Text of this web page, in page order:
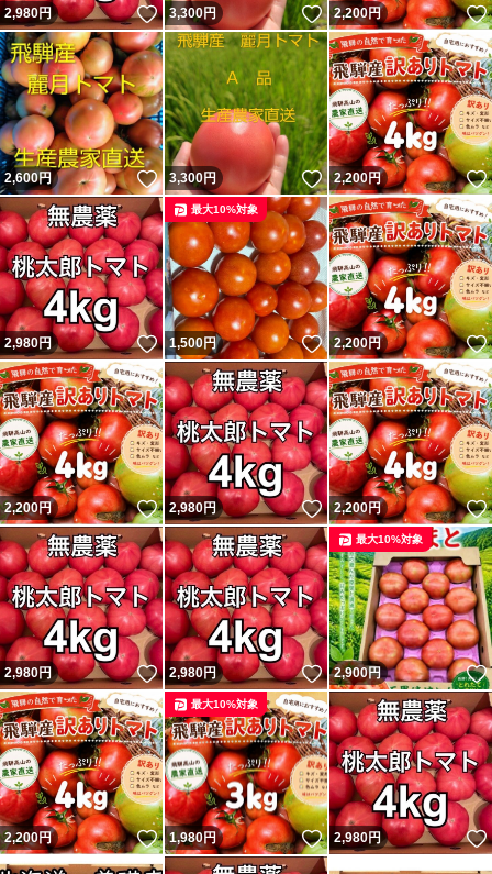
2,980円 いいね！
3,300円 いいね！
2,200円
2,600円 いいね！
3,300円 いいね！
2,200円
2,980円 いいね！
1,500円 いいね！
最大10%対象
2,200円
2,200円 いいね！
2,980円 いいね！
2,200円
2,980円 いいね！
2,980円 いいね！
2,900円
最大10%対象
2,200円 いいね！
1,980円 いいね！
最大10%対象
2,980円